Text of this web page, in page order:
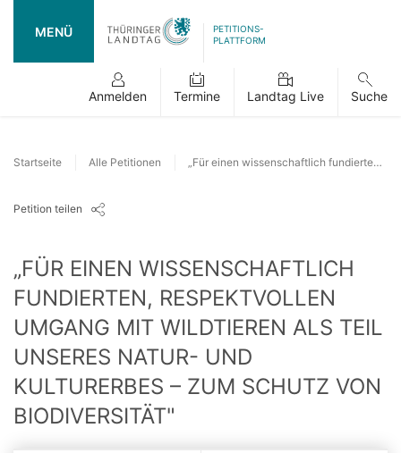
MENÜ
PETITIONS-
PLATTFORM
Anmelden Termine Landtag Live Suche
Startseite Alle Petitionen „Für einen wissenschaftlich fundierten, respektvollen Umgang mit Wildtieren als Teil unseres Natur- und Kulturerbes – zum Schutz von Biodiversität"
Petition teilen
„FÜR EINEN WISSENSCHAFTLICH
FUNDIERTEN, RESPEKTVOLLEN
UMGANG MIT WILDTIEREN ALS TEIL
UNSERES NATUR- UND
KULTURERBES – ZUM SCHUTZ VON
BIODIVERSITÄT"